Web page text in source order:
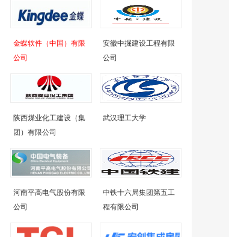
金蝶软件（中国）有限
公司
安徽中掘建设工程有限
公司
陕西煤业化工建设（集
团）有限公司
武汉理工大学
河南平高电气股份有限
公司
中铁十六局集团第五工
程有限公司